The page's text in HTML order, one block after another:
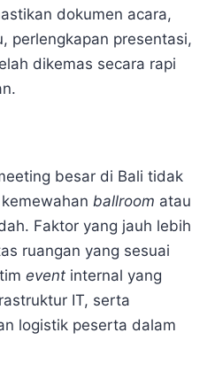
dokumen acara,
perlengkapan presentasi,
dikemas secara rapi
besar di Bali tidak
ballroom atau
Faktor yang jauh lebih
ruangan yang sesuai
event internal yang
IT, serta
logistik peserta dalam